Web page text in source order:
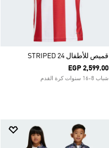
قميص للأطفال STRIPED 24
EGP 2,599.00
شباب 8-16 سنوات كرة القدم